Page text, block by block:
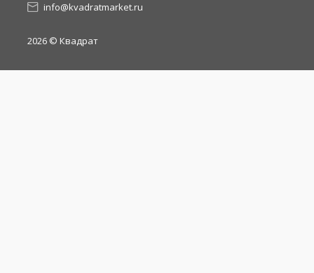
info@kvadratmarket.ru
2026 © Квадрат